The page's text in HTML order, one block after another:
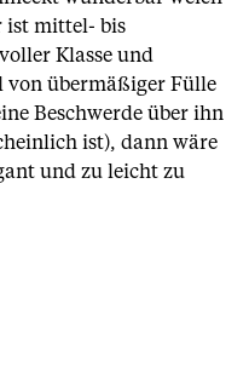
ist mittel- bis
Klasse und
von übermäßiger Fülle
Beschwerde über ihn
ist), dann wäre
und zu leicht zu